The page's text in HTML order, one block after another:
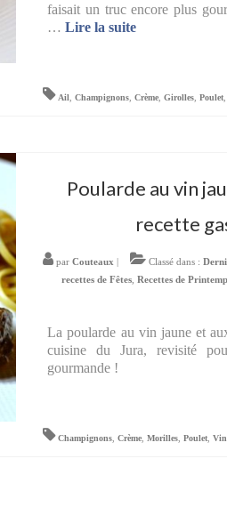
faisait un truc encore plus
…Lire la suite­­
Ail ,Champignons ,Crème ,Girolles ,Poulet
Poularde au vin
recette
parCouteaux | Classé dans :
recettes de Fêtes ,Recettes de
La poularde au vin jaune et
cuisine du Jura, revisité
gourmande !
Champignons ,Crème ,Morilles ,Poulet ,